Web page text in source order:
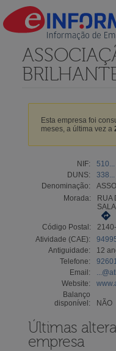
Esta empresa foi
meses, a última vez a
NIF:
510...
DUNS:
338...
Denominação:
Morada:
RUA
Código Postal:
Atividade (CAE):
Antiguidade:
12
Telefone:
Email:
Website:
Balanço
disponível:
NÃO
Últimas
empresa